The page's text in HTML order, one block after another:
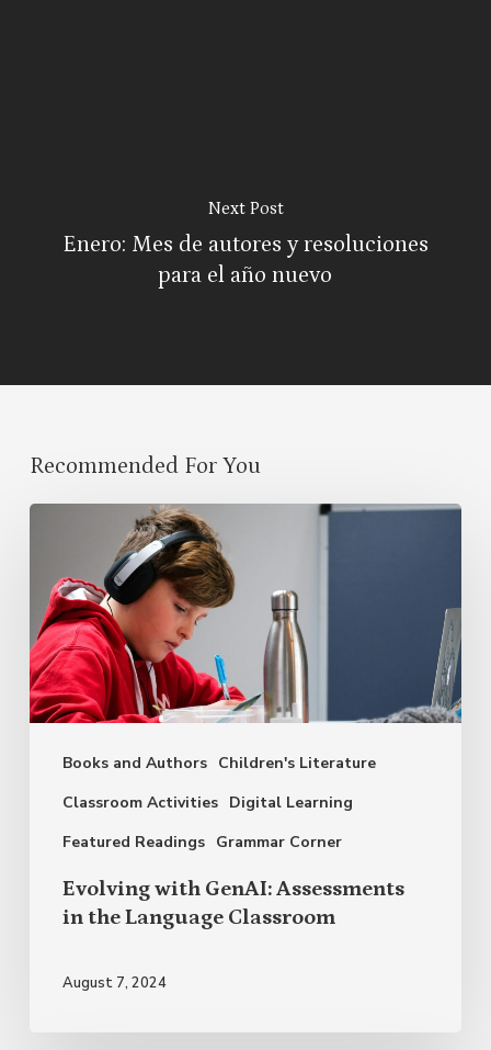
Next Post
Enero: Mes de autores y resoluciones
para el año nuevo
Recommended For You
Books and Authors Children's Literature
Classroom Activities Digital Learning
Featured Readings Grammar Corner
GenAI:
Assessments
in
the
Language
Classroom
Evolving with GenAI: Assessments
in the Language Classroom
August 7, 2024